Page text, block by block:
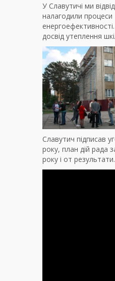
У Славутичі ми
налагодили процеси
досвід утеплення
Славутич підписав
року, план дій рада
року і от результати.